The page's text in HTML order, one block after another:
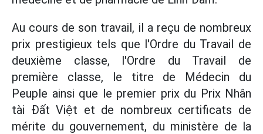
Au cours de son travail, il a reçu de nombreux
prix prestigieux tels que l'Ordre du Travail de
deuxième classe, l'Ordre du Travail de
première classe, le titre de Médecin du
Peuple ainsi que le premier prix du Prix Nhân
tài Đất Việt et de nombreux certificats de
mérite du gouvernement, du ministère de la